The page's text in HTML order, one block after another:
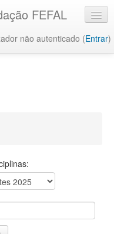
FEFAL
não autenticado (Entrar)